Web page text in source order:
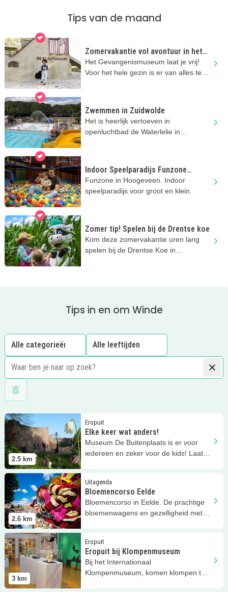
Tips van de maand
Zomervakantie vol avontuur in het
Gevangenismuseum
Het Gevangenismuseum laat je vrij!
Voor het hele gezin is er van alles te
Zwemmen in Zuidwolde
Het is heerlijk vertoeven in
openluchtbad de Waterlelie in
Indoor Speelparadijs Funzone
Hoogeveen
Funzone in Hoogeveen. Indoor
speelparadijs voor groot en klein.
Zomer tip! Spelen bij de Drentse koe
Kom deze zomervakantie uren lang
spelen bij de Drentse Koe in
Tips in en om Winde
Wis filters
2.5 km
Eropuit
Elke keer wat anders!
Museum De Buitenplaats is er voor
iedereen en zeker voor de kids! Laat
Lees meer Elke keer wat anders!
2.6 km
Uitagenda
Bloemencorso Eelde
Bloemencorso in Eelde. De prachtige
bloemenwagens en gezelligheid met
Lees meer Bloemencorso Eelde
3 km
Eropuit
Eropuit bij Klompenmuseum
Bij het Internationaal
Klompenmuseum, komen klompen tot
Lees meer Eropuit bij Klompenmuseum